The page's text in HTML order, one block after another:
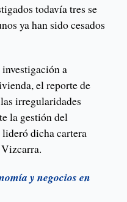
todavía tres se
ya han sido cesados
investigación a
el reporte de
irregularidades
la gestión del
dicha cartera
y negocios en